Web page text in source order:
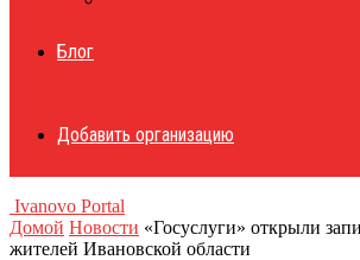
Блог
Добавить организацию
Ivanovo Portal
Домой Новости «Госуслуги» открыли
жителей Ивановской области